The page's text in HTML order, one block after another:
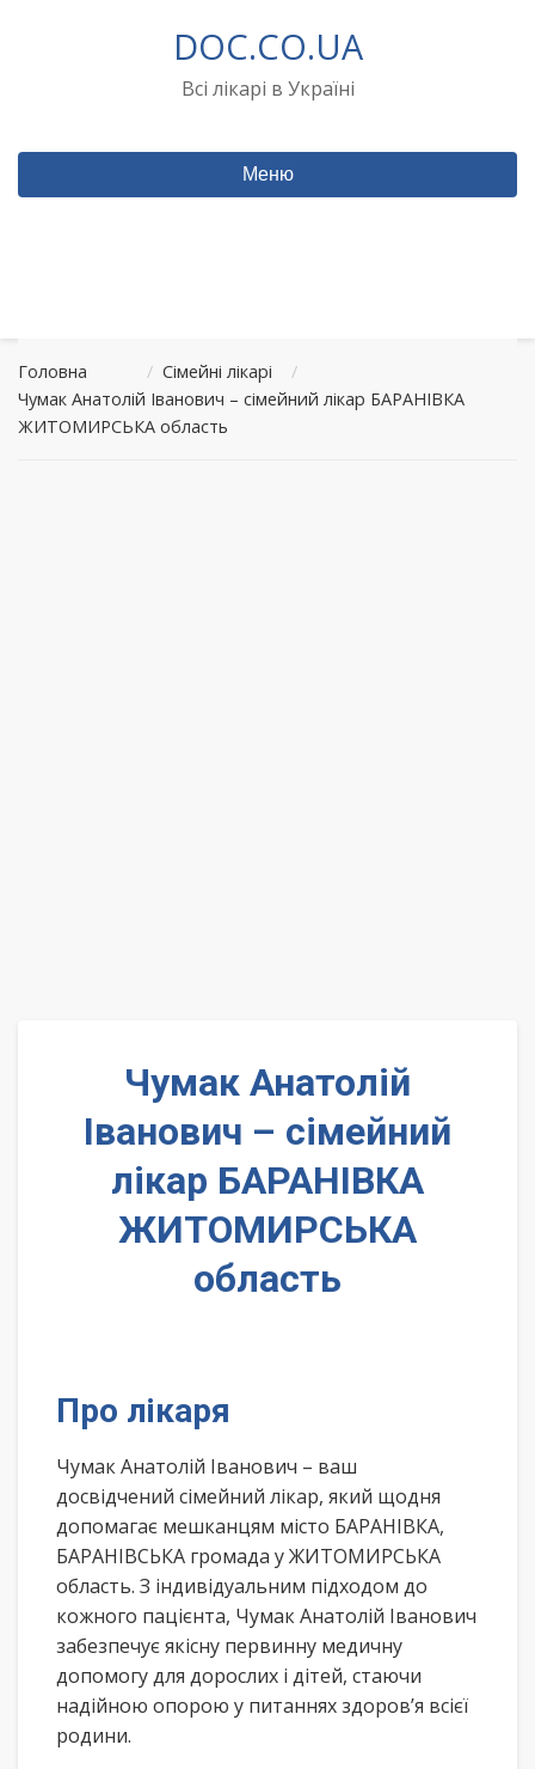
DOC.CO.UA
Всі лікарі в Україні
Меню
Головна / Сімейні лікарі
/
Чумак Анатолій Іванович – сімейний лікар БАРАНІВКА
ЖИТОМИРСЬКА область
Чумак Анатолій
Іванович – сімейний
лікар БАРАНІВКА
ЖИТОМИРСЬКА
область
Про лікаря
Чумак Анатолій Іванович – ваш
досвідчений сімейний лікар, який щодня
допомагає мешканцям місто БАРАНІВКА,
БАРАНІВСЬКА громада у ЖИТОМИРСЬКА
область. З індивідуальним підходом до
кожного пацієнта, Чумак Анатолій Іванович
забезпечує якісну первинну медичну
допомогу для дорослих і дітей, стаючи
надійною опорою у питаннях здоров’я всієї
родини.